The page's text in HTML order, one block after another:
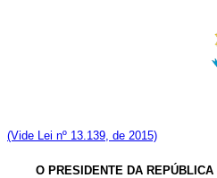
(Vide Lei nº 13.139, de 2015)
O PRESIDENTE DA REPÚBLICA